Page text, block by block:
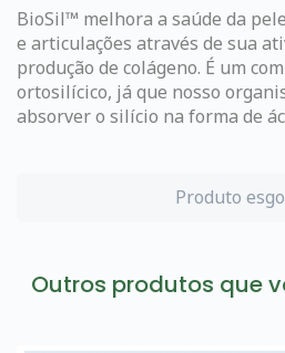
BioSil™ melhora a saúde da
e articulações através de sua
produção de colágeno. É um
ortosilícico, já que nosso
absorver o silício na forma de
Produto
Outros produtos que